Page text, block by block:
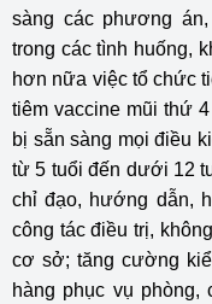
sàng các phương
trong các tình huống,
hơn nữa việc tổ chức
tiêm vaccine mũi thứ
bị sẵn sàng mọi điều
từ 5 tuổi đến dưới 12
chỉ đạo, hướng dẫn,
công tác điều trị,
cơ sở; tăng cường
hàng phục vụ phòng,